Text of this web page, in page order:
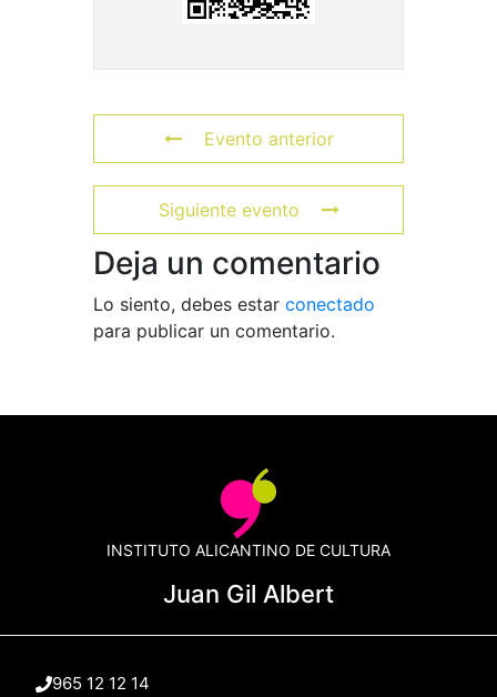
Evento anterior
Siguiente evento
Deja un comentario
Lo siento, debes estar conectado
para publicar un comentario.
INSTITUTO ALICANTINO DE CULTURA
Juan Gil Albert
965 12 12 14